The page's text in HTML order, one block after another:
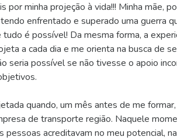
por minha projeção à vida!!! Minha mãe,
enfrentado e superado uma guerra
é possível! Da mesma forma, a
a cada dia e me orienta na busca de
seria possível se não tivesse o apoio
quando, um mês antes de me
de transporte região. Naquele
pessoas acreditavam no meu potencial,